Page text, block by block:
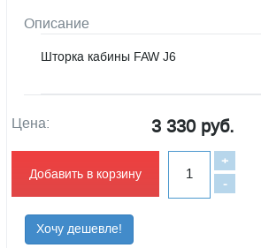
Описание
Шторка кабины FAW J6
Цена: 3 330 руб.
Добавить в корзину
-
+
Хочу дешевле!